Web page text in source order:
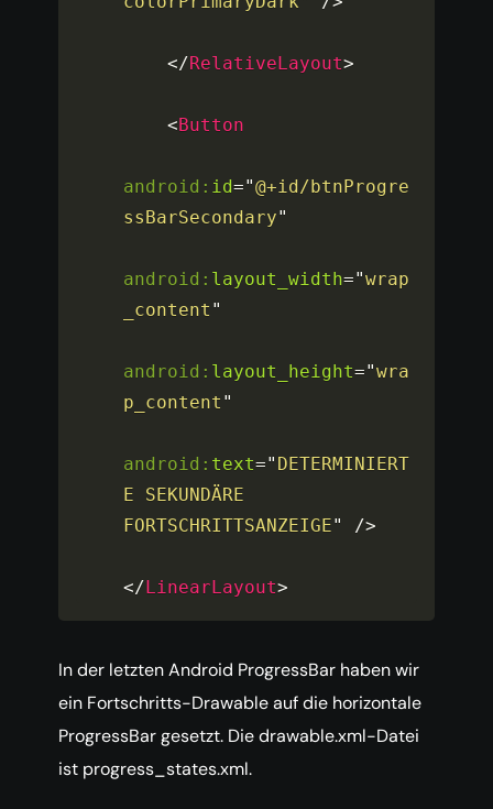
</RelativeLayout>
<Button
android: id="@+id/btnProgre
ssBarSecondary"
android: layout_width="wrap
_content "
android: layout_height="wra
p_content "
android: text=" DETERMINIERT
E SEKUNDÄRE
FORTSCHRITTSANZEIGE" />
</ LinearLayout>
In der letzten Android ProgressBar haben wir
ein Fortschritts-Drawable auf die horizontale
ProgressBar gesetzt. Die drawable.xml-Datei
ist progress_states.xml.